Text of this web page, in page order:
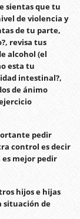
sientas que tu
de violencia y
de tu parte,
revisa tus
alcohol (el
esta tu
intestinal?,
de ánimo
pedir
control es decir
es mejor pedir
hijos e hijas
situación de